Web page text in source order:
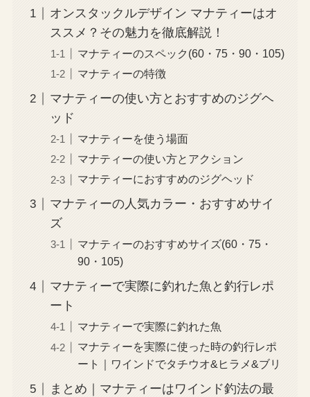
オンスタックルデザイン マナティーはオ
ススメ？その魅力を徹底解説！
マナティーのスペック(60・75・90・105)
マナティーの特徴
マナティーの使い方とおすすめのジグヘ
ッド
マナティーを使う場面
マナティーの使い方とアクション
マナティーにおすすめのジグヘッド
マナティーの人気カラー・おすすめサイ
ズ
マナティーのおすすめサイズ(60・75・
90・105)
マナティーで実際に釣れた魚と釣行レポ
ート
マナティーで実際に釣れた魚
マナティーを実際に使った時の釣行レポ
ート｜ワインドでタチウオ&ヒラメ&ブリ
まとめ｜マナティーはワインド釣法の最